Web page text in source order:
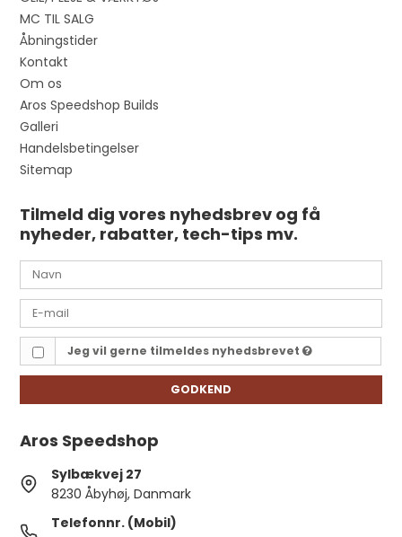
MC TIL SALG
Åbningstider
Kontakt
Om os
Aros Speedshop Builds
Galleri
Handelsbetingelser
Sitemap
Tilmeld dig vores nyhedsbrev og få
nyheder, rabatter, tech-tips mv.
Jeg vil gerne tilmeldes nyhedsbrevet
GODKEND
Aros Speedshop
Sylbækvej 27
8230 Åbyhøj, Danmark
Telefonnr. (Mobil)